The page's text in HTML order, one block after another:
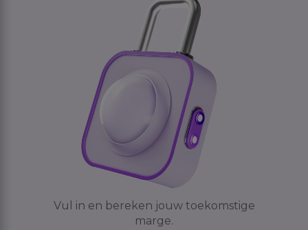
Vul in en bereken jouw toekomstige
marge.